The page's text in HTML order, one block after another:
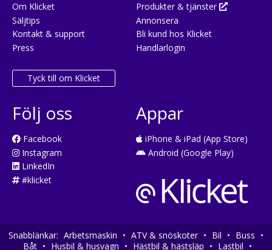
Om Klicket
Säljtips
Kontakt & support
Press
Tyck till om Klicket
Produkter & tjänster
Annonsera
Bli kund hos Klicket
Handlarlogin
Följ oss
Facebook
Instagram
LinkedIn
#klicket
Appar
iPhone & iPad (App Store)
Android (Google Play)
Snabblänkar: Arbetsmaskin • ATV & snöskoter • Bil • Buss •
Båt • Husbil & husvagn • Hästbil & hästsläp • Lastbil •